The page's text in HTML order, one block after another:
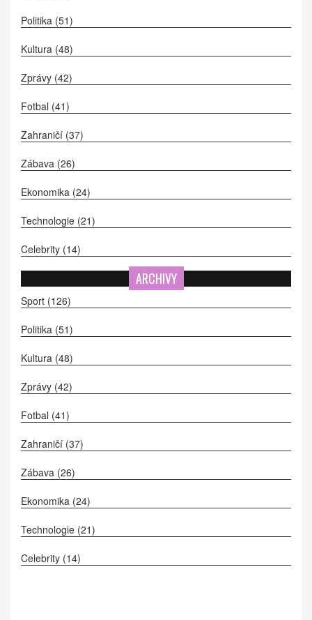
Politika (51)
Kultura (48)
Zprávy (42)
Fotbal (41)
Zahraničí (37)
Zábava (26)
Ekonomika (24)
Technologie (21)
Celebrity (14)
ARCHIVY
Sport (126)
Politika (51)
Kultura (48)
Zprávy (42)
Fotbal (41)
Zahraničí (37)
Zábava (26)
Ekonomika (24)
Technologie (21)
Celebrity (14)